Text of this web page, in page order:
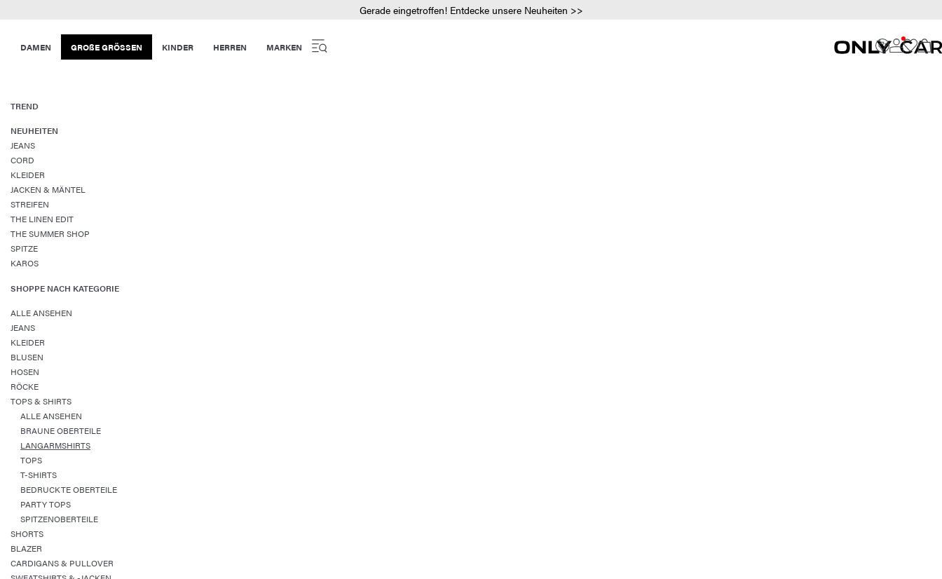
Gerade eingetroffen! Entdecke unsere Neuheiten >>
DAMEN GROßE GRÖSSEN KINDER HERREN MARKEN
TREND
NEUHEITEN
JEANS
CORD
KLEIDER
JACKEN & MÄNTEL
STREIFEN
THE LINEN EDIT
THE SUMMER SHOP
SPITZE
KAROS
SHOPPE NACH KATEGORIE
ALLE ANSEHEN
JEANS
KLEIDER
BLUSEN
HOSEN
RÖCKE
TOPS & SHIRTS
ALLE ANSEHEN
BRAUNE OBERTEILE
LANGARMSHIRTS
TOPS
T-SHIRTS
BEDRUCKTE OBERTEILE
PARTY TOPS
SPITZENOBERTEILE
SHORTS
BLAZER
CARDIGANS & PULLOVER